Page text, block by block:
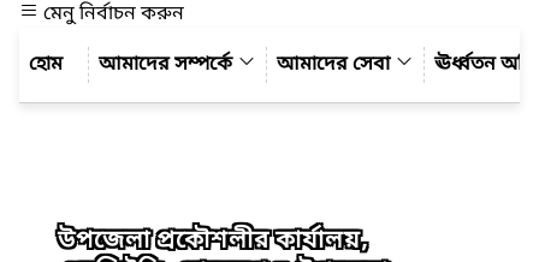
মেনু নির্বাচন করুন
আমাদের সম্পর্কে
আমাদের সেবা ঊর্ধ্বতন
উপজেলা প্রকৌশলীর কার্যালয়,